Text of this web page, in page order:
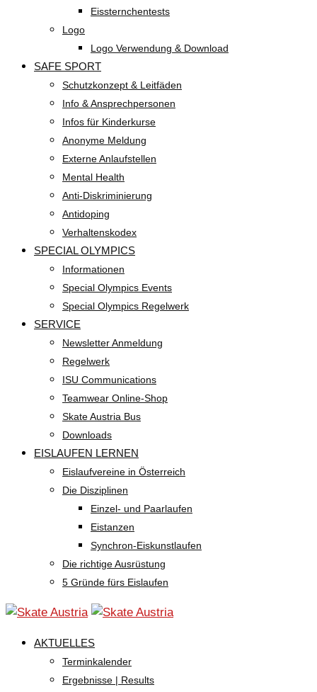
Eissternchentests
Logo
Logo Verwendung & Download
SAFE SPORT
Schutzkonzept & Leitfäden
Info & Ansprechpersonen
Infos für Kinderkurse
Anonyme Meldung
Externe Anlaufstellen
Mental Health
Anti-Diskriminierung
Antidoping
Verhaltenskodex
SPECIAL OLYMPICS
Informationen
Special Olympics Events
Special Olympics Regelwerk
SERVICE
Newsletter Anmeldung
Regelwerk
ISU Communications
Teamwear Online-Shop
Skate Austria Bus
Downloads
EISLAUFEN LERNEN
Eislaufvereine in Österreich
Die Disziplinen
Einzel- und Paarlaufen
Eistanzen
Synchron-Eiskunstlaufen
Die richtige Ausrüstung
5 Gründe fürs Eislaufen
AKTUELLES
Terminkalender
Ergebnisse | Results